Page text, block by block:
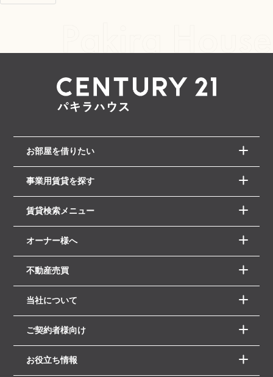
お部屋を借りたい
事業用賃貸を探す
賃貸検索メニュー
オーナー様へ
不動産売買
当社について
ご契約者様向け
お役立ち情報